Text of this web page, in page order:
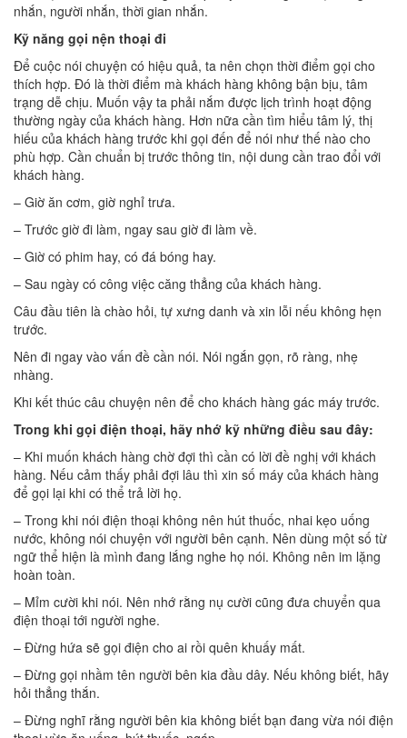
nhắn, người nhắn, thời gian nhắn.
Kỹ năng gọi nện thoại đi
Để cuộc nói chuyện có hiệu quả, ta nên chọn thời điểm gọi cho
thích hợp. Đó là thời điểm mà khách hàng không bận bịu, tâm
trạng dễ chịu. Muốn vậy ta phải nắm được lịch trình hoạt động
thường ngày của khách hàng. Hơn nữa cần tìm hiểu tâm lý, thị
hiếu của khách hàng trước khi gọi đến để nói như thế nào cho
phù hợp. Cần chuẩn bị trước thông tin, nội dung cần trao đổi với
khách hàng.
– Giờ ăn cơm, giờ nghỉ trưa.
– Trước giờ đi làm, ngay sau giờ đi làm về.
– Giờ có phim hay, có đá bóng hay.
– Sau ngày có công việc căng thẳng của khách hàng.
Câu đầu tiên là chào hỏi, tự xưng danh và xin lỗi nếu không hẹn
trước.
Nên đi ngay vào vấn đề cần nói. Nói ngắn gọn, rõ ràng, nhẹ
nhàng.
Khi kết thúc câu chuyện nên để cho khách hàng gác máy trước.
Trong khi gọi điện thoại, hãy nhớ kỹ những điều sau đây:
– Khi muốn khách hàng chờ đợi thì cần có lời đề nghị với khách
hàng. Nếu cảm thấy phải đợi lâu thì xin số máy của khách hàng
để gọi lại khi có thể trả lời họ.
– Trong khi nói điện thoại không nên hút thuốc, nhai kẹo uống
nước, không nói chuyện với người bên cạnh. Nên dùng một số từ
ngữ thể hiện là mình đang lắng nghe họ nói. Không nên im lặng
hoàn toàn.
– Mỉm cười khi nói. Nên nhớ rằng nụ cười cũng đưa chuyển qua
điện thoại tới người nghe.
– Đừng hứa sẽ gọi điện cho ai rồi quên khuấy mất.
– Đừng gọi nhầm tên người bên kia đầu dây. Nếu không biết, hãy
hỏi thẳng thắn.
– Đừng nghĩ rằng người bên kia không biết bạn đang vừa nói điện